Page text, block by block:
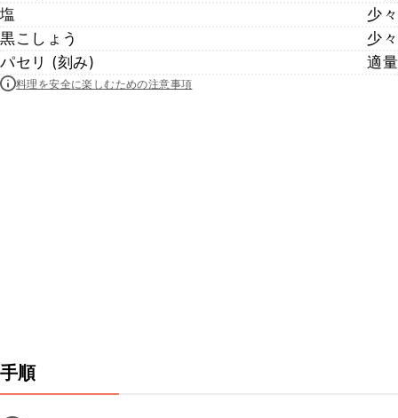
塩
少々
黒こしょう
少々
パセリ (刻み)
適量
料理を安全に楽しむための注意事項
手順